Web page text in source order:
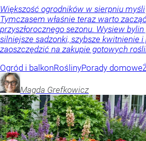
Większość ogrodników w sierpniu
Tymczasem właśnie teraz warto
przyszłorocznego sezonu. Wysiew
silniejsze sadzonki, szybsze kwitnienie i
zaoszczędzić na zakupie gotowych
Ogród i balkonRoślinyPorady domowe
Magda Grefkowicz